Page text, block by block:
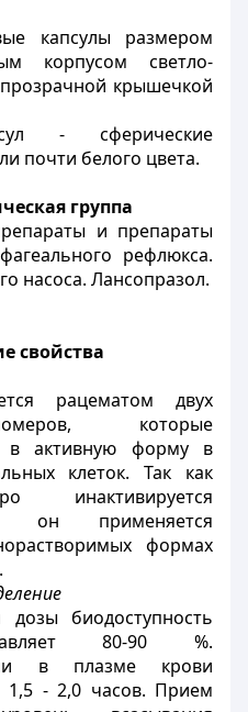
капсулы размером
корпусом светло-
крышечкой
- сферические
почти белого цвета.
группа
и препараты
рефлюкса.
насоса. Лансопразол.
свойства
рацематом двух
которые
в активную форму в
клеток. Так как
инактивируется
он применяется
формах
дозы биодоступность
80-90 %.
в плазме крови
1,5 - 2,0 часов. Прием